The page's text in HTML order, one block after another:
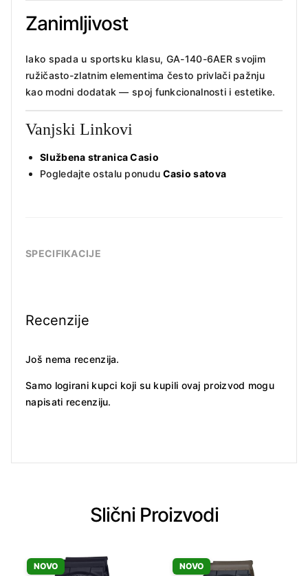
Zanimljivost
Iako spada u sportsku klasu, GA-140-6AER svojim
ružičasto-zlatnim elementima često privlači pažnju
kao modni dodatak — spoj funkcionalnosti i estetike.
Vanjski Linkovi
Službena stranica Casio
Pogledajte ostalu ponudu Casio satova
SPECIFIKACIJE
Recenzije
Još nema recenzija.
Samo logirani kupci koji su kupili ovaj proizvod mogu
napisati recenziju.
Slični Proizvodi
NOVO NOVO